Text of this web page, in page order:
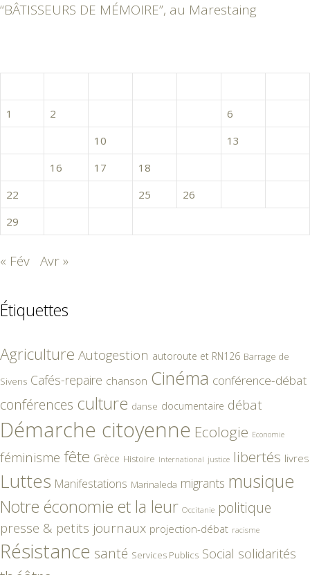
“BÂTISSEURS DE MÉMOIRE”, au Marestaing
1
2 6
10 13
16 17 18
22
25 26
29
« Fév Avr »
Étiquettes
Agriculture Autogestion autoroute et RN126 Barrage de
Sivens Cafés-repaire chanson Cinéma conférence-débat
conférences culture danse documentaire débat
Démarche citoyenne Ecologie Economie
féminisme fête Grèce Histoire International justice libertés livres
Luttes Manifestations Marinaleda migrants musique
Notre économie et la leur Occitanie politique
presse & petits journaux projection-débat racisme
Résistance santé Services Publics Social solidarités